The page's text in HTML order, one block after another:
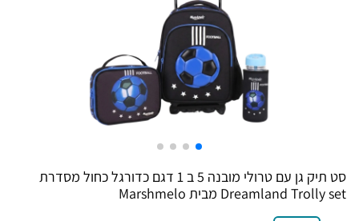
סט תיק גן עם טרולי מובנה 5 ב 1 דגם כדורגל כחול מסדרת
Dreamland Trolly set מבית Marshmelo